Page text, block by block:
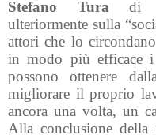
Stefano Tura di
ulteriormente sulla
attori che lo
in modo più efficace
possono ottenere
migliorare il proprio
ancora una volta, un
Alla conclusione